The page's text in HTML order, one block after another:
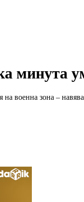
минута
военна зона –